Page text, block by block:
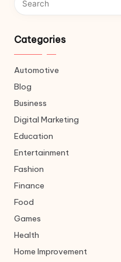
Categories
Automotive
Blog
Business
Digital Marketing
Education
Entertainment
Fashion
Finance
Food
Games
Health
Home Improvement